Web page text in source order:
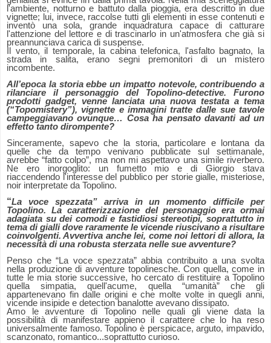
l'ambiente, notturno e battuto dalla pioggia, era descritto in due
vignette; lui, invece, raccolse tutti gli elementi in esse contenuti e
inventò una sola, grande inquadratura capace di catturare
l'attenzione del lettore e di trascinarlo in un'atmosfera che già si
preannunciava carica di suspense.
Il vento, il temporale, la cabina telefonica, l'asfalto bagnato, la
strada in salita, erano segni premonitori di un mistero
incombente.
All’epoca la storia ebbe un impatto notevole, contribuendo a
rilanciare il personaggio del Topolino-detective. Furono
prodotti gadget, venne lanciata una nuova testata a tema
(“Topomistery”), vignette e immagini tratte dalle sue tavole
campeggiavano ovunque… Cosa ha pensato davanti ad un
effetto tanto dirompente?
Sinceramente, sapevo che la storia, particolare e lontana da
quelle che da tempo venivano pubblicate sul settimanale,
avrebbe “fatto colpo”, ma non mi aspettavo una simile riverbero.
Ne ero inorgoglito: un fumetto mio e di Giorgio stava
riaccendendo l'interesse del pubblico per storie gialle, misteriose,
noir interpretate da Topolino.
“La voce spezzata” arriva in un momento difficile per
Topolino. La caratterizzazione del personaggio era ormai
adagiata su dei comodi e fastidiosi stereotipi, soprattutto in
tema di gialli dove raramente le vicende riuscivano a risultare
coinvolgenti. Avvertiva anche lei, come noi lettori di allora, la
necessità di una robusta sterzata nelle sue avventure?
Penso che “La voce spezzata” abbia contribuito a una svolta
nella produzione di avventure topolinesche. Con quella, come in
tutte le mia storie successive, ho cercato di restituire a Topolino
quella simpatia, quell'acume, quella “umanità” che gli
appartenevano fin dalle origini e che molte volte in quegli anni,
vicende insipide e detection banalotte avevano dissipato.
Amo le avventure di Topolino nelle quali gli viene data la
possibilità di manifestare appieno il carattere che lo ha reso
universalmente famoso. Topolino è perspicace, arguto, impavido,
scanzonato, romantico...soprattutto curioso.